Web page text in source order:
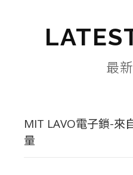
最
MIT LAVO電子鎖-來
量